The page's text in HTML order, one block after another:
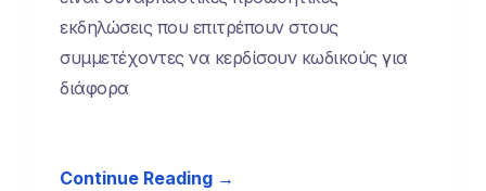
εκδηλώσεις που επιτρέπουν στους
συμμετέχοντες να κερδίσουν κωδικούς για
διάφορα
Continue Reading →